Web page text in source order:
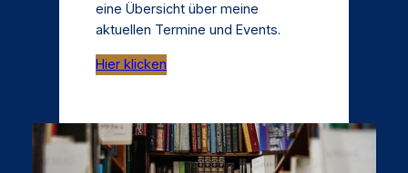
eine Übersicht über meine
aktuellen Termine und Events.
Hier klicken